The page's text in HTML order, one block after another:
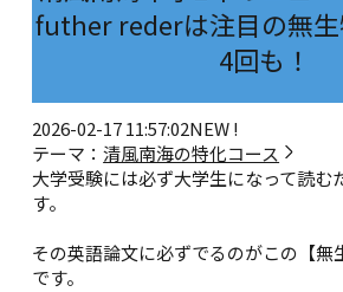
futher rederは注目の無
4回も！
2026-02-17 11:57:02NEW !
テーマ：清風南海の特化コース
大学受験には必ず大学生になって読む
す。
その英語論文に必ずでるのがこの【無
です。